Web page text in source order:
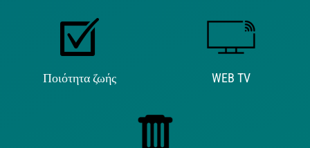
Ποιότητα ζωής WEB TV